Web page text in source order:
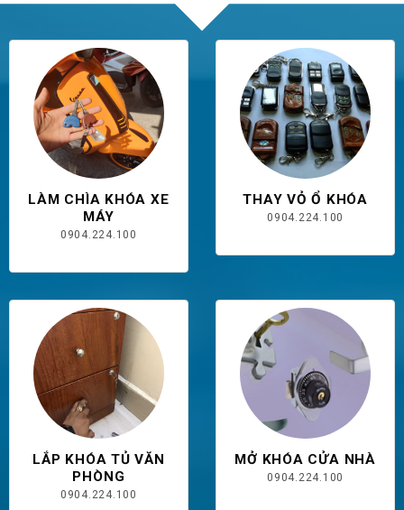
LÀM CHÌA KHÓA XE
MÁY
0904.224.100
THAY VỎ Ổ KHÓA
0904.224.100
LẮP KHÓA TỦ VĂN
PHÒNG
0904.224.100
MỞ KHÓA CỬA NHÀ
0904.224.100